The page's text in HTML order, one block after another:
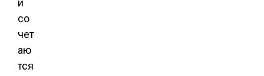
и
со
чет
аю
тся